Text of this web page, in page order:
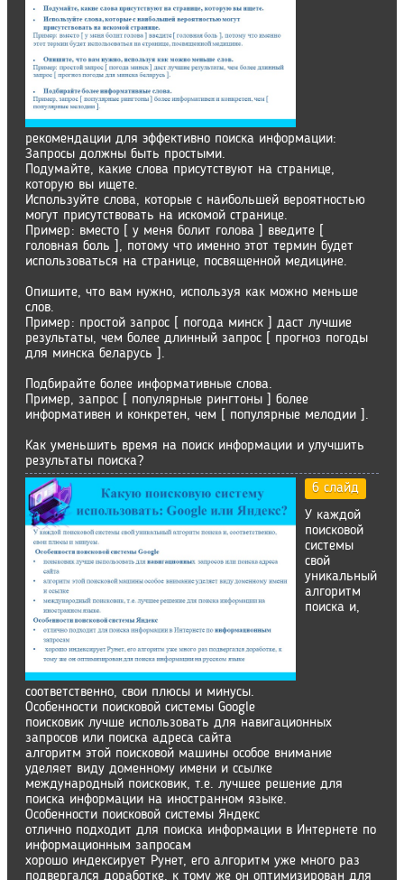
рекомендации для эффективно поиска информации:
Запросы должны быть простыми.
Подумайте, какие слова присутствуют на странице,
которую вы ищете.
Используйте слова, которые с наибольшей вероятностью
могут присутствовать на искомой странице.
Пример: вместо [ у меня болит голова ] введите [
головная боль ], потому что именно этот термин будет
использоваться на странице, посвященной медицине.
Опишите, что вам нужно, используя как можно меньше
слов.
Пример: простой запрос [ погода минск ] даст лучшие
результаты, чем более длинный запрос [ прогноз погоды
для минска беларусь ].
Подбирайте более информативные слова.
Пример, запрос [ популярные рингтоны ] более
информативен и конкретен, чем [ популярные мелодии ].
Как уменьшить время на поиск информации и улучшить
результаты поиска?
6 слайд
У каждой
поисковой
системы
свой
уникальный
алгоритм
поиска и,
соответственно, свои плюсы и минусы.
Особенности поисковой системы Google
поисковик лучше использовать для навигационных
запросов или поиска адреса сайта
алгоритм этой поисковой машины особое внимание
уделяет виду доменному имени и ссылке
международный поисковик, т.е. лучшее решение для
поиска информации на иностранном языке.
Особенности поисковой системы Яндекс
отлично подходит для поиска информации в Интернете по
информационным запросам
хорошо индексирует Рунет, его алгоритм уже много раз
подвергался доработке, к тому же он оптимизирован для